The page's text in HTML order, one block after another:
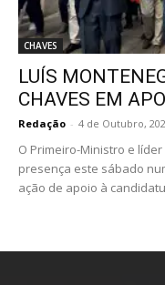
CHAVES
LUÍS
CHAVES EM
Redação - 4 de Outubro,
O Primeiro-Ministro e
presença este sábado
ação de apoio à